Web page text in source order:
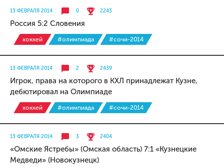
13 ФЕВРАЛЯ 2014 0 2243
Россия 5:2 Словения
хоккей #олимпиада #сочи-2014
13 ФЕВРАЛЯ 2014 2 2439
Игрок, права на которого в КХЛ принадлежат Кузне,
дебютировал на Олимпиаде
хоккей #олимпиада #сочи-2014
13 ФЕВРАЛЯ 2014 3 2404
«Омские Ястребы» (Омская область) 7:1 «Кузнецкие
Медведи» (Новокузнецк)